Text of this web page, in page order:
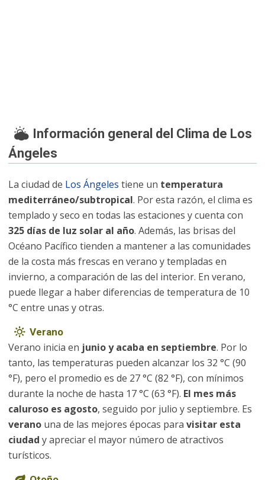
Información general del Clima de Los
Ángeles
La ciudad de Los Ángeles tiene un temperatura
mediterráneo/subtropical. Por esta razón, el clima es
templado y seco en todas las estaciones y cuenta con
325 días de luz solar al año. Además, las brisas del
Océano Pacífico tienden a mantener a las comunidades
de la costa más frescas en verano y templadas en
invierno, a comparación de las del interior. En verano,
puede llegar a haber diferencias de temperatura de 10
°C entre unas y otras.
Verano
Verano inicia en junio y acaba en septiembre. Por lo
tanto, las temperaturas pueden alcanzar los 32 °C (90
°F), pero el promedio es de 27 °C (82 °F), con mínimos
durante la noche de hasta 17 °C (63 °F). El mes más
caluroso es agosto, seguido por julio y septiembre. Es
verano una de las mejores épocas para visitar esta
ciudad y apreciar el mayor número de atractivos
turísticos.